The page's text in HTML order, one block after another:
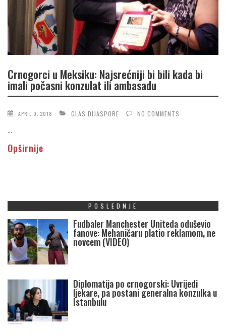
Crnogorci u Meksiku: Najsrećniji bi bili kada bi
imali počasni konzulat ili ambasadu
APRIL 9, 2018 GLAS DIJASPORE NO COMMENTS
...
Opširnije
POSLEDNJE
Fudbaler Manchester Uniteda oduševio
fanove: Mehaničaru platio reklamom, ne
novcem (VIDEO)
Diplomatija po crnogorski: Uvrijedi
ljekare, pa postani generalna konzulka u
Istanbulu